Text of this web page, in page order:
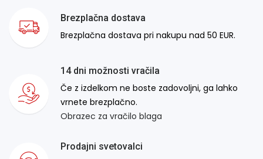
Brezplačna dostava
Brezplačna dostava pri nakupu nad 50 EUR.
14 dni možnosti vračila
Če z izdelkom ne boste zadovoljni, ga lahko
vrnete brezplačno.
Obrazec za vračilo blaga
Prodajni svetovalci